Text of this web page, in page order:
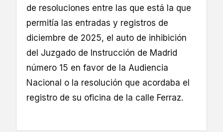
de resoluciones entre las que está la que
permitía las entradas y registros de
diciembre de 2025, el auto de inhibición
del Juzgado de Instrucción de Madrid
número 15 en favor de la Audiencia
Nacional o la resolución que acordaba el
registro de su oficina de la calle Ferraz.